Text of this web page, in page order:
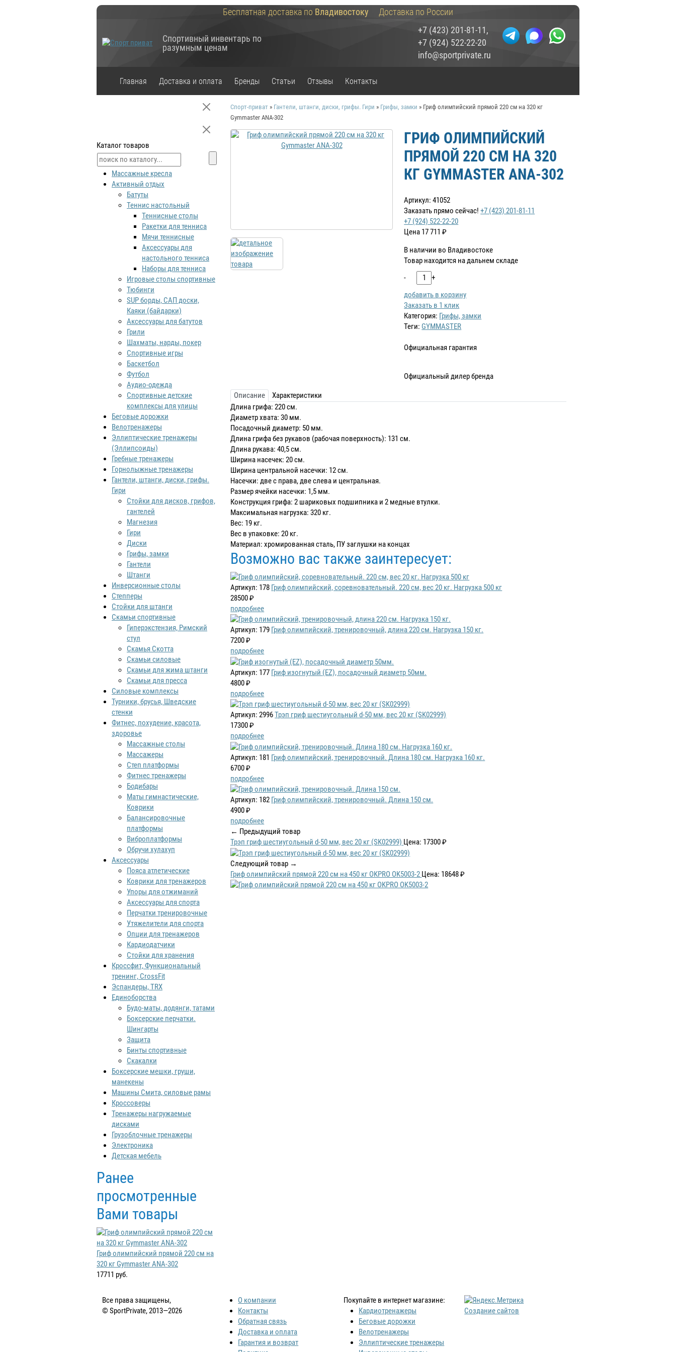
Бесплатная доставка по Владивостоку Доставка по России
Спортивный инвентарь по
разумным ценам
+7 (423) 201-81-11,
+7 (924) 522-22-20
info@sportprivate.ru
Главная Доставка и оплата Бренды Статьи Отзывы Контакты
Спорт-приват » Гантели, штанги, диски, грифы. Гири » Грифы, замки » Гриф олимпийский прямой 220 см на 320 кг
Gymmaster ANA-302
ГРИФ ОЛИМПИЙСКИЙ
ПРЯМОЙ 220 СМ НА 320
КГ GYMMASTER ANA-302
Артикул: 41052
Заказать прямо сейчас! +7 (423) 201-81-11
+7 (924) 522-22-20
Цена 17 711 ₽
В наличии во Владивостоке
Товар находится на дальнем складе
-
+
добавить в корзину
Заказать в 1 клик
Категория: Грифы, замки
Теги: GYMMASTER
Официальная гарантия
Официальный дилер бренда
Описание
Характеристики
Длина грифа: 220 см.
Диаметр хвата: 30 мм.
Посадочный диаметр: 50 мм.
Длина грифа без рукавов (рабочая поверхность): 131 см.
Длина рукава: 40,5 см.
Ширина насечек: 20 см.
Ширина центральной насечки: 12 см.
Насечки: две с права, две слева и центральная.
Размер ячейки насечки: 1,5 мм.
Конструкция грифа: 2 шариковых подшипника и 2 медные втулки.
Максимальная нагрузка: 320 кг.
Вес: 19 кг.
Вес в упаковке: 20 кг.
Материал: хромированная сталь, ПУ заглушки на концах
Возможно вас также заинтересует:
Артикул: 178 Гриф олимпийский, соревновательный. 220 см, вес 20 кг. Нагрузка 500 кг
28500 ₽
подробнее
Артикул: 179 Гриф олимпийский, тренировочный, длина 220 см. Нагрузка 150 кг.
7200 ₽
подробнее
Артикул: 177 Гриф изогнутый (EZ), посадочный диаметр 50мм.
4800 ₽
подробнее
Артикул: 2996Трэп гриф шестиугольный d-50 мм, вес 20 кг (SK02999)
17300 ₽
подробнее
Артикул: 181 Гриф олимпийский, тренировочный. Длина 180 см. Нагрузка 160 кг.
6700 ₽
подробнее
Артикул: 182 Гриф олимпийский, тренировочный. Длина 150 см.
4900 ₽
подробнее
← Предыдущий товар
Трэп гриф шестиугольный d-50 мм, вес 20 кг (SK02999) Цена: 17300 ₽
Следующий товар →
Гриф олимпийский прямой 220 см на 450 кг OKPRO OK5003-2 Цена: 18648 ₽
Каталог товаров
Массажные кресла
Активный отдых
Батуты
Теннис настольный
Теннисные столы
Ракетки для тенниса
Мячи теннисные
Аксессуары для
настольного тенниса
Наборы для тенниса
Игровые столы спортивные
Тюбинги
SUP борды, САП доски,
Каяки (байдарки)
Аксессуары для батутов
Грили
Шахматы, нарды, покер
Спортивные игры
Баскетбол
Футбол
Аудио-одежда
Спортивные детские
комплексы для улицы
Беговые дорожки
Велотренажеры
Эллиптические тренажеры
(Эллипсоиды)
Гребные тренажеры
Горнолыжные тренажеры
Гантели, штанги, диски, грифы.
Гири
Стойки для дисков, грифов,
гантелей
Магнезия
Гири
Диски
Грифы, замки
Гантели
Штанги
Инверсионные столы
Степперы
Стойки для штанги
Скамьи спортивные
Гиперэкстензия, Римский
стул
Скамья Скотта
Скамьи силовые
Скамьи для жима штанги
Скамьи для пресса
Силовые комплексы
Турники, брусья, Шведские
стенки
Фитнес, похудение, красота,
здоровье
Массажные столы
Массажеры
Степ платформы
Фитнес тренажеры
Бодибары
Маты гимнастические,
Коврики
Балансировочные
платформы
Виброплатформы
Обручи хулахуп
Аксессуары
Пояса атлетические
Коврики для тренажеров
Упоры для отжиманий
Аксессуары для спорта
Перчатки тренировочные
Утяжелители для спорта
Опции для тренажеров
Кардиодатчики
Стойки для хранения
Кроссфит, Функциональный
тренинг, CrossFit
Эспандеры, TRX
Единоборства
Будо-маты, додянги, татами
Боксерские перчатки.
Шингарты
Защита
Бинты спортивные
Скакалки
Боксерские мешки, груши,
манекены
Машины Смита, силовые рамы
Кроссоверы
Тренажеры нагружаемые
дисками
Грузоблочные тренажеры
Электроника
Детская мебель
Ранее
просмотренные
Вами товары
Гриф олимпийский прямой 220 см на
320 кг Gymmaster ANA-302
17711 руб.
Все права защищены,
© SportPrivate, 2013—2026
О компании
Контакты
Обратная связь
Доставка и оплата
Гарантия и возврат
Покупайте в интернет магазине:
Кардиотренажеры
Беговые дорожки
Велотренажеры
Эллиптические тренажеры
Создание сайтов